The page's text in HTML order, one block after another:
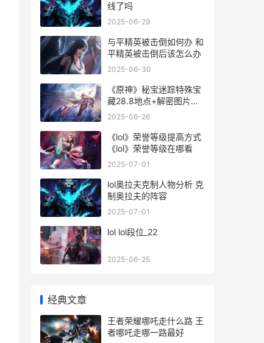
线了吗
2025-06-29
与平精英被击倒如何办 和
平精英被击倒后该怎么办
2025-06-30
《原神》秘宝迷踪特殊宝
藏28.8地点+解密图片文
字教程 原神2.0秘宝迷踪
2025-06-26
《lol》荣誉等级提高方式
《lol》荣誉等级在哪看
2025-07-01
lol奥拉夫克制人物分析 克
制奥拉夫的阵容
2025-07-01
lol lol段位_22
2025-06-25
经典文章
王者荣耀哪吒走什么路 王
者哪吒走哪一路最好